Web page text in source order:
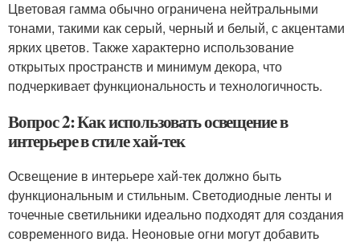
Цветовая гамма обычно ограничена нейтральными
тонами, такими как серый, черный и белый, с акцентами
ярких цветов. Также характерно использование
открытых пространств и минимум декора, что
подчеркивает функциональность и технологичность.
Вопрос 2: Как использовать освещение в
интерьере в стиле хай-тек
Освещение в интерьере хай-тек должно быть
функциональным и стильным. Светодиодные ленты и
точечные светильники идеально подходят для создания
современного вида. Неоновые огни могут добавить